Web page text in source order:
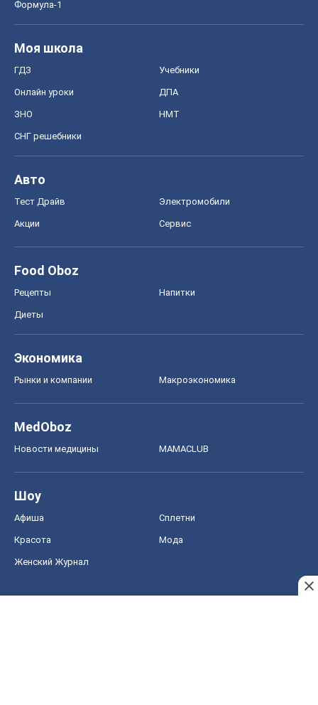
Формула-1
Моя школа
ГДЗ Учебники
Онлайн уроки ДПА
ЗНО НМТ
СНГ решебники
Авто
Тест Драйв Электромобили
Акции Сервис
Food Oboz
Рецепты Напитки
Диеты
Экономика
Рынки и компании Mакроэкономика
MedOboz
Новости медицины MAMACLUB
Шоу
Афиша Сплетни
Красота Мода
Женский Журнал